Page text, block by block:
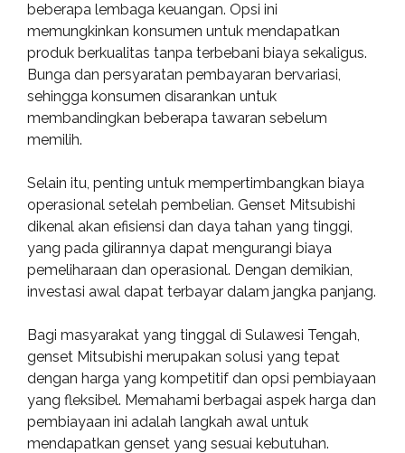
beberapa lembaga keuangan. Opsi ini
memungkinkan konsumen untuk mendapatkan
produk berkualitas tanpa terbebani biaya sekaligus.
Bunga dan persyaratan pembayaran bervariasi,
sehingga konsumen disarankan untuk
membandingkan beberapa tawaran sebelum
memilih.
Selain itu, penting untuk mempertimbangkan biaya
operasional setelah pembelian. Genset Mitsubishi
dikenal akan efisiensi dan daya tahan yang tinggi,
yang pada gilirannya dapat mengurangi biaya
pemeliharaan dan operasional. Dengan demikian,
investasi awal dapat terbayar dalam jangka panjang.
Bagi masyarakat yang tinggal di Sulawesi Tengah,
genset Mitsubishi merupakan solusi yang tepat
dengan harga yang kompetitif dan opsi pembiayaan
yang fleksibel. Memahami berbagai aspek harga dan
pembiayaan ini adalah langkah awal untuk
mendapatkan genset yang sesuai kebutuhan.